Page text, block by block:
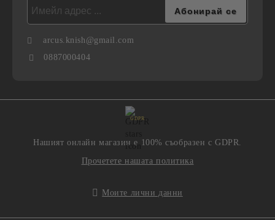
arcus.knish@gmail.com
0887000404
GDPR
Нашият онлайн магазин е 100% съобразен с GDPR.
Прочетете нашата политика
Моите лични данни